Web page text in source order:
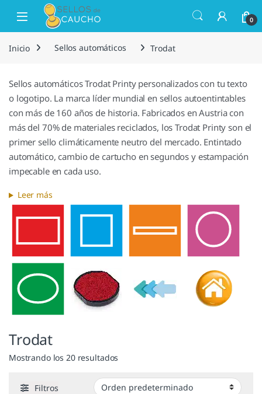
Saltar a la navegación
Saltar al contenido
Open 0
Inicio Sellos automáticos Trodat
Sellos automáticos Trodat Printy personalizados con tu texto
o logotipo. La marca líder mundial en sellos autoentintables
con más de 160 años de historia. Fabricados en Austria con
más del 70% de materiales reciclados, los Trodat Printy son el
primer sello climáticamente neutro del mercado. Entintado
automático, cambio de cartucho en segundos y estampación
impecable en cada uso.
Leer más
Trodat
Mostrando los 20 resultados
Filtros